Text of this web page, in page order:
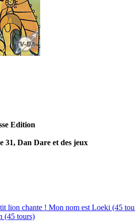
Edition
31, Dan Dare et des jeux
lion chante ! Mon nom est Loeki (45
(45 tours)